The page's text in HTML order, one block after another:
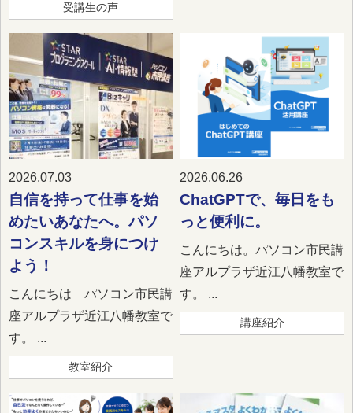
受講生の声
2026.07.03
自信を持って仕事を始
めたいあなたへ。パソ
コンスキルを身につけ
よう！
こんにちは パソコン市民講
座アルプラザ近江八幡教室で
す。 ...
教室紹介
2026.06.26
ChatGPTで、毎日をも
っと便利に。
こんにちは。パソコン市民講
座アルプラザ近江八幡教室で
す。 ...
講座紹介